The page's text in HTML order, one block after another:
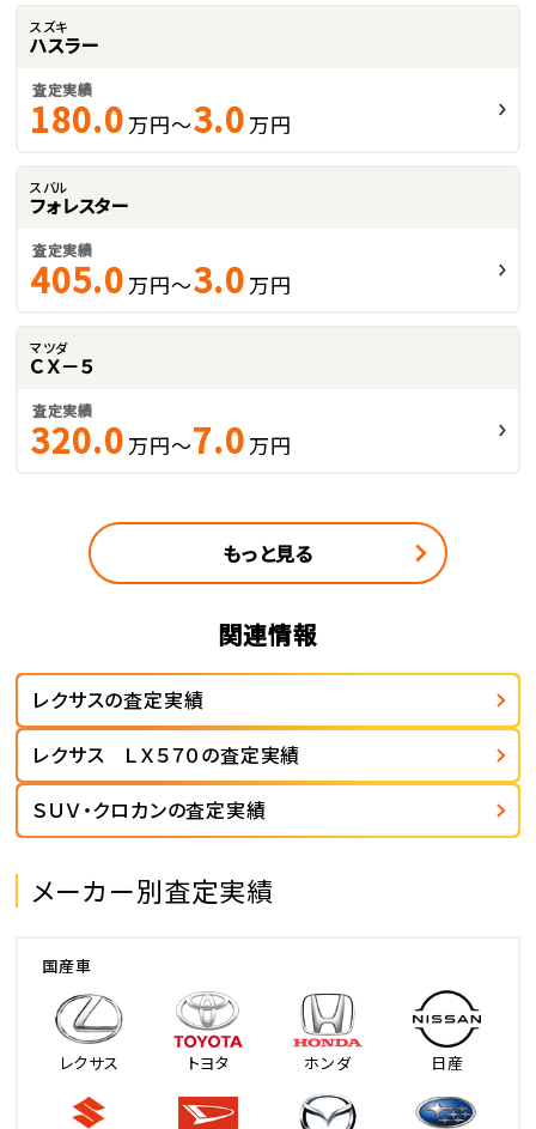
スズキ
ハスラー
査定実績
180.0 万円～3.0 万円
スバル
フォレスター
査定実績
405.0 万円～3.0 万円
マツダ
ＣＸ－５
査定実績
320.0 万円～7.0 万円
もっと見る
関連情報
レクサスの査定実績
レクサス ＬＸ５７０の査定実績
ＳＵＶ・クロカンの査定実績
メーカー別査定実績
国産車
レクサス トヨタ ホンダ 日産